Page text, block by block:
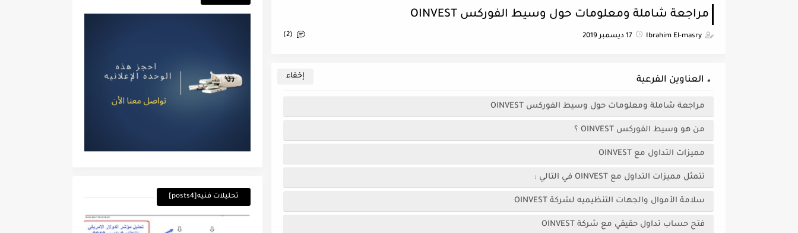
مراجعة شاملة ومعلومات حول وسيط الفوركس OINVEST
Ibrahim El-masry 17 ديسمبر 2019 (2)
العناوين الفرعية
مراجعة شاملة ومعلومات حول وسيط الفوركس OINVEST
من هو وسيط الفوركس OINVEST ؟
مميزات التداول مع OINVEST
تتمثل مميزات التداول مع OINVEST في التالي :
سلامة الأموال والجهات التنظيميه لشركة OINVEST
فتح حساب تداول حقيقي مع شركة OINVEST
تحليلات فنيه[posts4]